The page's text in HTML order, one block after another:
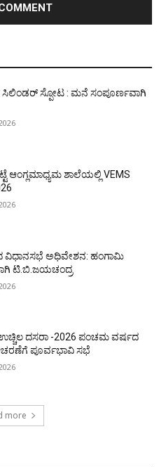
ಸಿಲಿಂಡರ್ ಸ್ಪೋಟ : ಮನೆ ಸಂಪೂರ್ಣವಾಗಿ
ಆಂಗ್ಲಮಾಧ್ಯಮ ಶಾಲೆಯಲ್ಲಿ VEMS
ವಿಧಾನಸಭೆ ಅಧಿವೇಶನ: ಹಂಗಾಮಿ
ಟಿ.ಬಿ.ಜಯಚಂದ್ರ
ದಸರಾ -2026 ಪಂಚಮ ವರ್ಷದ
ಪೂರ್ವಭಾವಿ ಸಭೆ
more